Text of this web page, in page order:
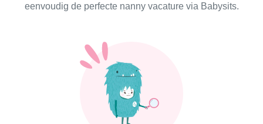
eenvoudig de perfecte nanny vacature via Babysits.